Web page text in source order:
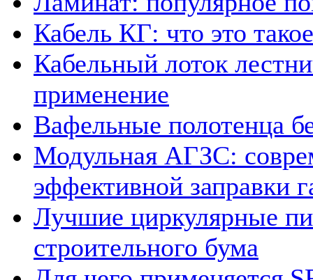
Кабель КГ: что это
Кабельный лоток
применение
Вафельные полотенца
Модульная АГЗС:
эффективной заправки
Лучшие циркулярные
строительного бума